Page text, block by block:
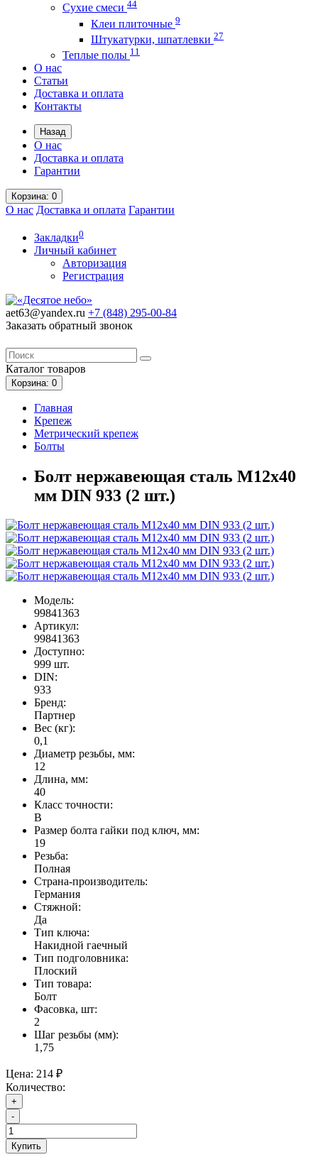
Сухие смеси 44
Клеи плиточные 9
Штукатурки, шпатлевки 27
Теплые полы 11
О нас
Статьи
Доставка и оплата
Контакты
Назад
О нас
Доставка и оплата
Гарантии
Корзина: 0
О нас Доставка и оплата Гарантии
Закладки0
Личный кабинет
Авторизация
Регистрация
aet63@yandex.ru +7 (848) 295-00-84
Заказать обратный звонок
Каталог товаров
Корзина: 0
Главная
Крепеж
Метрический крепеж
Болты
Болт нержавеющая сталь M12x40
мм DIN 933 (2 шт.)
Модель:
99841363
Артикул:
99841363
Доступно:
999 шт.
DIN:
933
Бренд:
Партнер
Вес (кг):
0,1
Диаметр резьбы, мм:
12
Длина, мм:
40
Класс точности:
В
Размер болта гайки под ключ, мм:
19
Резьба:
Полная
Страна-производитель:
Германия
Стяжной:
Да
Тип ключа:
Накидной гаечный
Тип подголовника:
Плоский
Тип товара:
Болт
Фасовка, шт:
2
Шаг резьбы (мм):
1,75
Цена: 214 ₽
Количество:
+
-
Купить